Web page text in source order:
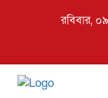
রবিবার,